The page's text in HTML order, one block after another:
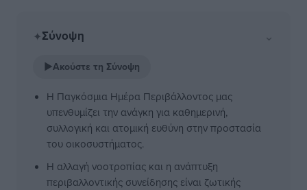
✦Σύνοψη ⌄
▶Ακούστε τη Σύνοψη
Η Παγκόσμια Ημέρα Περιβάλλοντος μας
υπενθυμίζει την ανάγκη για καθημερινή,
συλλογική και ατομική ευθύνη στην προστασία
του οικοσυστήματος.
Η αλλαγή νοοτροπίας και η ανάπτυξη
περιβαλλοντικής συνείδησης είναι ζωτικής